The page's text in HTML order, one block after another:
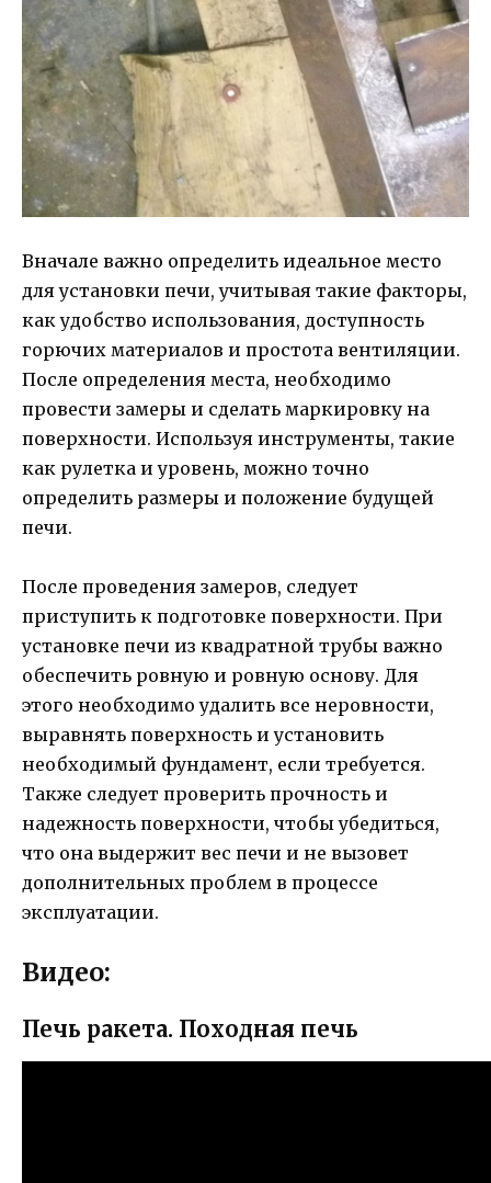
Вначале важно определить идеальное место
для установки печи, учитывая такие факторы,
как удобство использования, доступность
горючих материалов и простота вентиляции.
После определения места, необходимо
провести замеры и сделать маркировку на
поверхности. Используя инструменты, такие
как рулетка и уровень, можно точно
определить размеры и положение будущей
печи.
После проведения замеров, следует
приступить к подготовке поверхности. При
установке печи из квадратной трубы важно
обеспечить ровную и ровную основу. Для
этого необходимо удалить все неровности,
выравнять поверхность и установить
необходимый фундамент, если требуется.
Также следует проверить прочность и
надежность поверхности, чтобы убедиться,
что она выдержит вес печи и не вызовет
дополнительных проблем в процессе
эксплуатации.
Видео:
Печь ракета. Походная печь